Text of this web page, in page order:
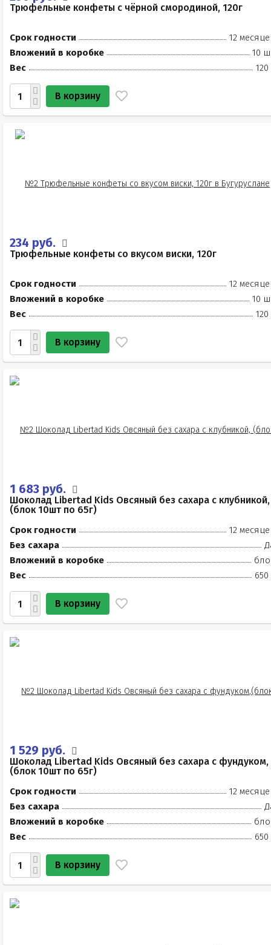
Трюфельные конфеты с чёрной смородиной, 120г
Срок годности
12
Вложений в коробке
10
Вес
120
В корзину
234 руб.
Трюфельные конфеты со вкусом виски, 120г
Срок годности
12
Вложений в коробке
10
Вес
120
В корзину
1 683 руб.
Шоколад Libertad Kids Овсяный без сахара с клубникой,
(блок 10шт по 65г)
Срок годности
12
Без сахара
Вложений в коробке
Вес
650
В корзину
1 529 руб.
Шоколад Libertad Kids Овсяный без сахара с фундуком,
(блок 10шт по 65г)
Срок годности
12
Без сахара
Вложений в коробке
Вес
650
В корзину